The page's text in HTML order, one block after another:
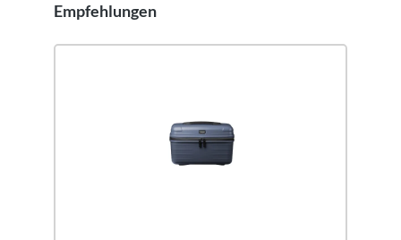
Produktgalerie überspringen
Empfehlungen